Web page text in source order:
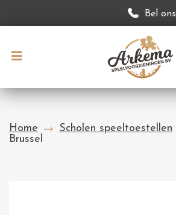
Bel ons
Home Scholen speeltoestellen
Brussel